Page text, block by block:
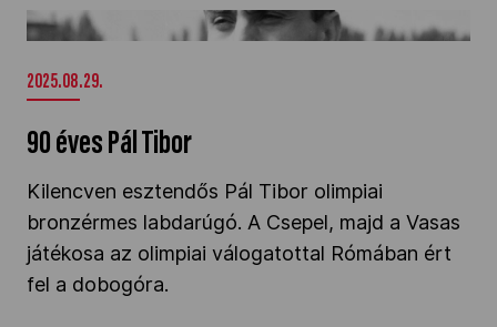
Dakar 2026
Los Angeles 2028
MOB
90 éves Pál Tibor" />
2025.08.29.
90 éves Pál Tibor
Kilencven esztendős Pál Tibor olimpiai
bronzérmes labdarúgó. A Csepel, majd a Vasas
játékosa az olimpiai válogatottal Rómában ért
fel a dobogóra.